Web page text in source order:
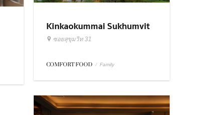
Kinkaokummai Sukhumvit
31ซอยสุขุมวิท 31
COMFORT FOOD / Family